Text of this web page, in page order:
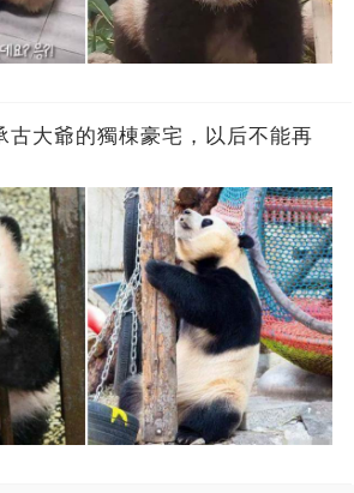
古大爺的獨棟豪宅，以后不能再